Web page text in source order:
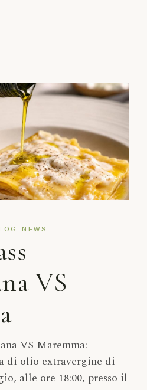
NEWS
VS
VS Maremma:
di olio extravergine di
alle ore 18:00, presso il